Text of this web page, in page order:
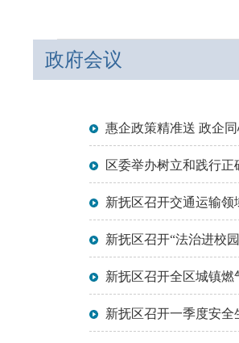
政府会议
惠企政策精准送 政企
区委举办树立和践行
新抚区召开交通运输领
新抚区召开“法治进校
新抚区召开全区城镇
新抚区召开一季度安全